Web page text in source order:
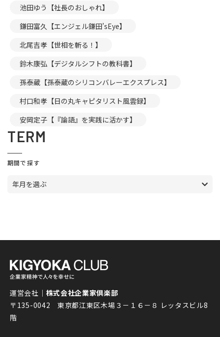
池田ゆう【社長のおしゃれ】
鎌田富久【エンジェル鎌田’sEye】
北尾吉孝【世相を斬る！】
鈴木康弘【デジタルシフトの教科書】
孫泰蔵【孫泰蔵のシリコンバレーエクスプレス】
村口和孝【日の丸キャピタリスト風雲録】
安岡定子【『論語』を実践に活かす】
TERM
期間で探す
年月を選ぶ
運営会社｜ 株式会社企業家倶楽部
〒135-0042 東京都江東区木場３－１６－８ レッタスビル8
階